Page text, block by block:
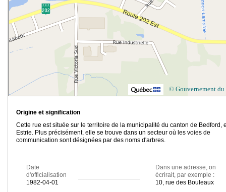
© Gouvernement du
Origine et signification
Cette rue est située sur le territoire de la municipalité du canton de Bedford,
Estrie. Plus précisément, elle se trouve dans un secteur où les voies de
communication sont désignées par des noms d'arbres.
Date
d'officialisation
1982-04-01
Dans une adresse, on
écrirait, par exemple :
10, rue des Bouleaux